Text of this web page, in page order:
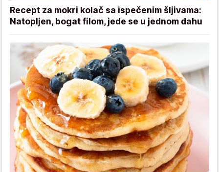
Recept za mokri kolač sa ispečenim šljivama:
Natopljen, bogat filom, jede se u jednom dahu